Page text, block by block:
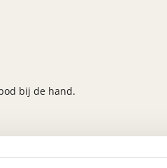
bij de hand.